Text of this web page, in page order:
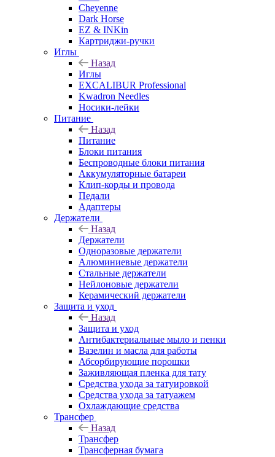
Cheyenne
Dark Horse
EZ & INKin
Картриджи-ручки
Иглы
Назад
Иглы
EXCALIBUR Professional
Kwadron Needles
Носики-лейки
Питание
Назад
Питание
Блоки питания
Беспроводные блоки питания
Аккумуляторные батареи
Клип-корды и провода
Педали
Адаптеры
Держатели
Назад
Держатели
Одноразовые держатели
Алюминиевые держатели
Стальные держатели
Нейлоновые держатели
Керамический держатели
Защита и уход
Назад
Защита и уход
Антибактериальные мыло и пенки
Вазелин и масла для работы
Абсорбирующие порошки
Заживляющая пленка для тату
Средства ухода за татуировкой
Средства ухода за татуажем
Охлаждающие средства
Трансфер
Назад
Трансфер
Трансферная бумага